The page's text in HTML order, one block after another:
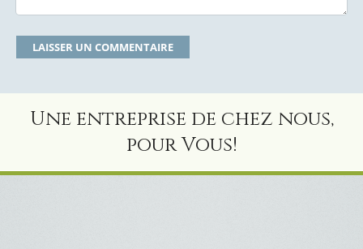
Une entreprise de chez nous,
pour Vous!